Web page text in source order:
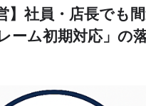
】社員・店長でも
ーム初期対応」の